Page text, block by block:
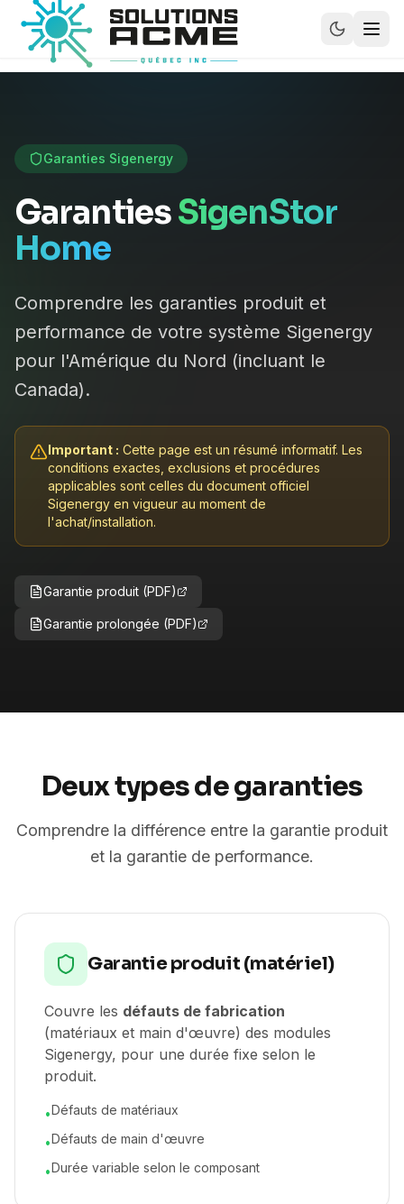
Garanties Sigenergy
GarantiesSigenStor
Home
Comprendre les garanties produit et
performance de votre système Sigenergy
pour l'Amérique du Nord (incluant le
Canada).
Important : Cette page est un résumé informatif. Les
conditions exactes, exclusions et procédures
applicables sont celles du document officiel
Sigenergy en vigueur au moment de
l'achat/installation.
Garantie produit (PDF)
Garantie prolongée (PDF)
Deux types de garanties
Comprendre la différence entre la garantie produit
et la garantie de performance.
Garantie produit (matériel)
Couvre les défauts de fabrication
(matériaux et main d'œuvre) des modules
Sigenergy, pour une durée fixe selon le
produit.
•Défauts de matériaux
•Défauts de main d'œuvre
•Durée variable selon le composant